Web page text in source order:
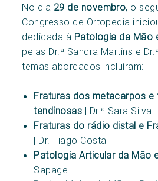
No dia 29 de novembro, o
Congresso de Ortopedia
dedicada à Patologia da Mão
pelas Dr.ª Sandra Martins e
temas abordados incluíram:
Fraturas dos metacarpos e
tendinosas | Dr.ª Sara Silva
Fraturas do rádio distal e
| Dr. Tiago Costa
Patologia Articular da Mão
Sapage